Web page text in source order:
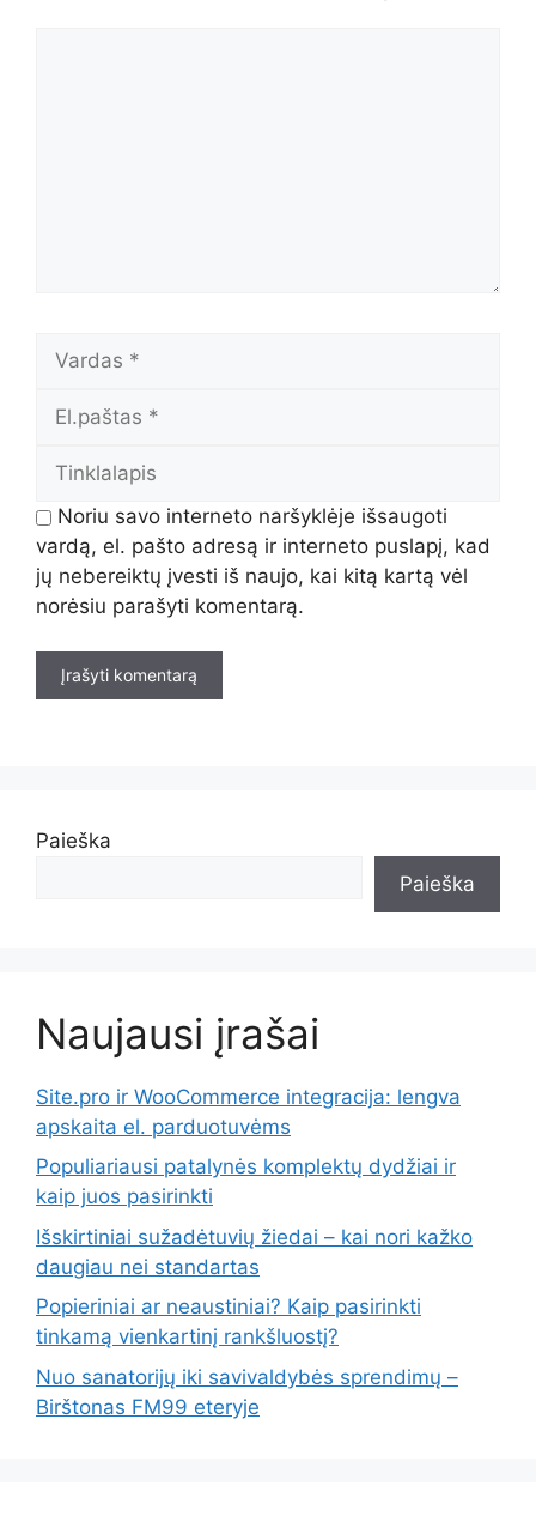
Noriu savo interneto naršyklėje išsaugoti
vardą, el. pašto adresą ir interneto puslapį, kad
jų nebereiktų įvesti iš naujo, kai kitą kartą vėl
norėsiu parašyti komentarą.
Paieška
Paieška
Naujausi įrašai
Site.pro ir WooCommerce integracija: lengva
apskaita el. parduotuvėms
Populiariausi patalynės komplektų dydžiai ir
kaip juos pasirinkti
Išskirtiniai sužadėtuvių žiedai – kai nori kažko
daugiau nei standartas
Popieriniai ar neaustiniai? Kaip pasirinkti
tinkamą vienkartinį rankšluostį?
Nuo sanatorijų iki savivaldybės sprendimų –
Birštonas FM99 eteryje